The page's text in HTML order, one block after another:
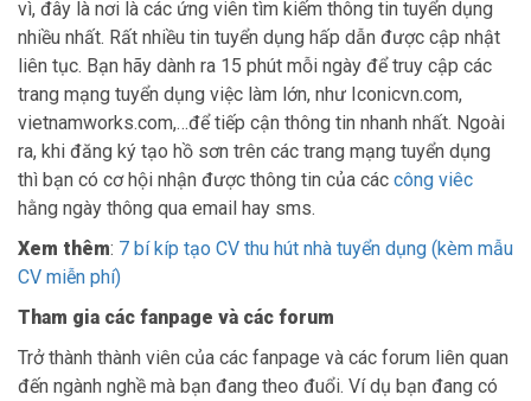
vì, đây là nơi là các ứng viên tìm kiếm thông tin tuyển dụng
nhiều nhất. Rất nhiều tin tuyển dụng hấp dẫn được cập nhật
liên tục. Bạn hãy dành ra 15 phút mỗi ngày để truy cập các
trang mạng tuyển dụng việc làm lớn, như Iconicvn.com,
vietnamworks.com,…để tiếp cận thông tin nhanh nhất. Ngoài
ra, khi đăng ký tạo hồ sơn trên các trang mạng tuyển dụng
thì bạn có cơ hội nhận được thông tin của các công viêc
hằng ngày thông qua email hay sms.
Xem thêm: 7 bí kíp tạo CV thu hút nhà tuyển dụng (kèm mẫu
CV miễn phí)
Tham gia các fanpage và các forum
Trở thành thành viên của các fanpage và các forum liên quan
đến ngành nghề mà bạn đang theo đuổi. Ví dụ bạn đang có